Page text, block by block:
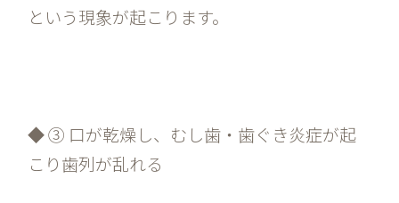
という現象が起こります。
◆ ③ 口が乾燥し、むし歯・歯ぐき炎症が起
こり歯列が乱れる